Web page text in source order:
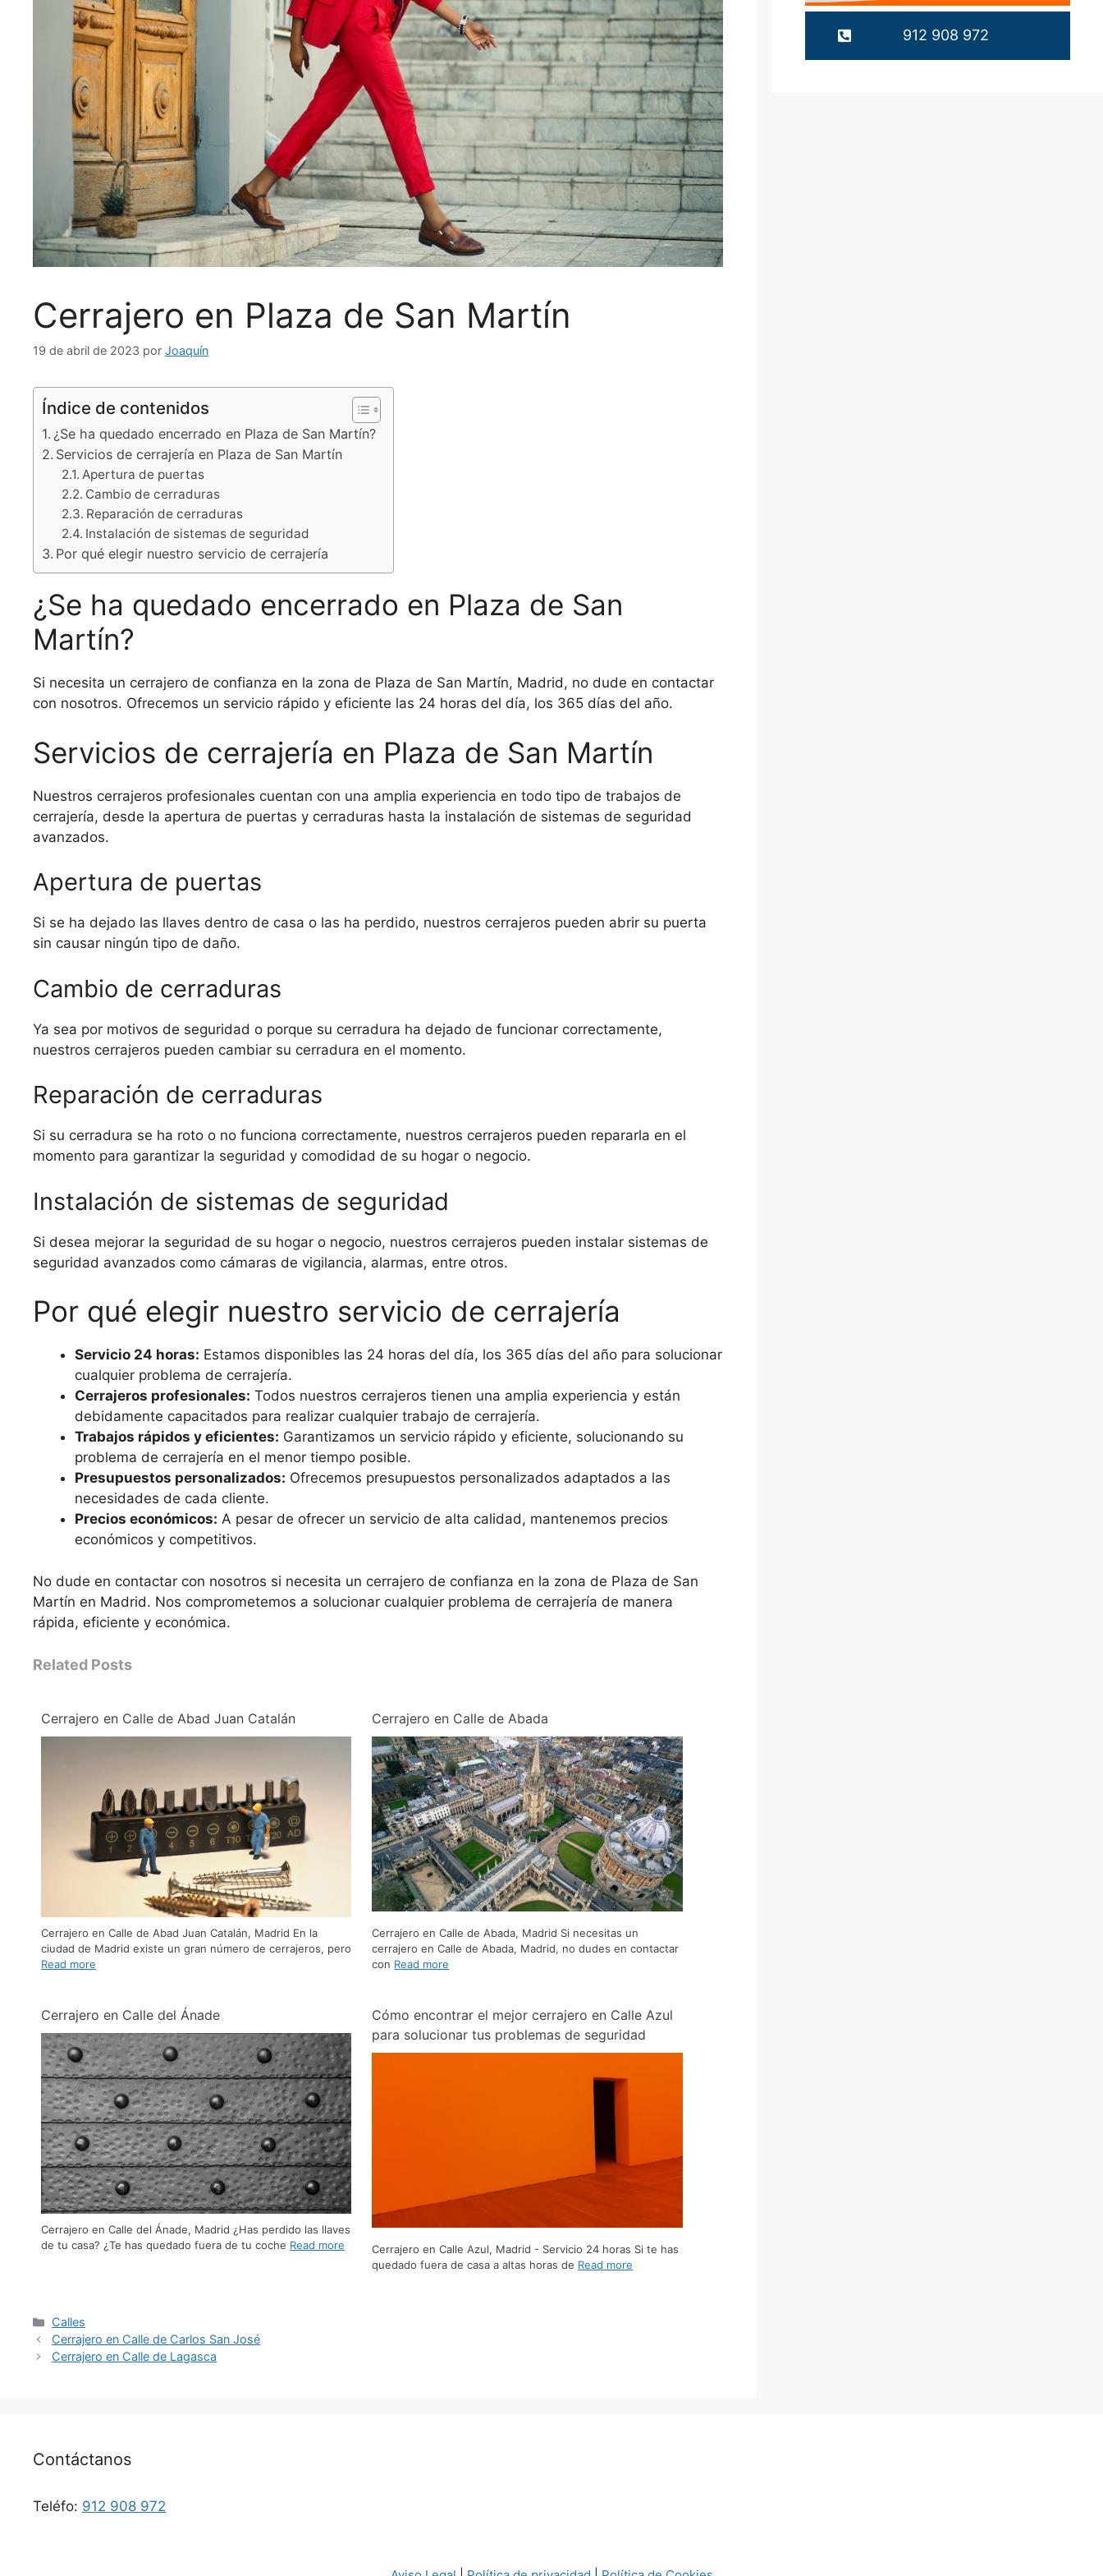
Cerrajero en Plaza de San Martín
19 de abril de 2023 por Joaquín
Índice de contenidos
¿Se ha quedado encerrado en Plaza de San Martín?
Servicios de cerrajería en Plaza de San Martín
Apertura de puertas
Cambio de cerraduras
Reparación de cerraduras
Instalación de sistemas de seguridad
Por qué elegir nuestro servicio de cerrajería
¿Se ha quedado encerrado en Plaza de San
Martín?
Si necesita un cerrajero de confianza en la zona de Plaza de San Martín, Madrid, no dude en contactar
con nosotros. Ofrecemos un servicio rápido y eficiente las 24 horas del día, los 365 días del año.
Servicios de cerrajería en Plaza de San Martín
Nuestros cerrajeros profesionales cuentan con una amplia experiencia en todo tipo de trabajos de
cerrajería, desde la apertura de puertas y cerraduras hasta la instalación de sistemas de seguridad
avanzados.
Apertura de puertas
Si se ha dejado las llaves dentro de casa o las ha perdido, nuestros cerrajeros pueden abrir su puerta
sin causar ningún tipo de daño.
Cambio de cerraduras
Ya sea por motivos de seguridad o porque su cerradura ha dejado de funcionar correctamente,
nuestros cerrajeros pueden cambiar su cerradura en el momento.
Reparación de cerraduras
Si su cerradura se ha roto o no funciona correctamente, nuestros cerrajeros pueden repararla en el
momento para garantizar la seguridad y comodidad de su hogar o negocio.
Instalación de sistemas de seguridad
Si desea mejorar la seguridad de su hogar o negocio, nuestros cerrajeros pueden instalar sistemas de
seguridad avanzados como cámaras de vigilancia, alarmas, entre otros.
Por qué elegir nuestro servicio de cerrajería
Servicio 24 horas: Estamos disponibles las 24 horas del día, los 365 días del año para solucionar
cualquier problema de cerrajería.
Cerrajeros profesionales: Todos nuestros cerrajeros tienen una amplia experiencia y están
debidamente capacitados para realizar cualquier trabajo de cerrajería.
Trabajos rápidos y eficientes: Garantizamos un servicio rápido y eficiente, solucionando su
problema de cerrajería en el menor tiempo posible.
Presupuestos personalizados: Ofrecemos presupuestos personalizados adaptados a las
necesidades de cada cliente.
Precios económicos: A pesar de ofrecer un servicio de alta calidad, mantenemos precios
económicos y competitivos.
No dude en contactar con nosotros si necesita un cerrajero de confianza en la zona de Plaza de San
Martín en Madrid. Nos comprometemos a solucionar cualquier problema de cerrajería de manera
rápida, eficiente y económica.
Related Posts
Cerrajero en Calle de Abad Juan Catalán
Cerrajero en Calle de Abad Juan Catalán, Madrid En la
ciudad de Madrid existe un gran número de cerrajeros, pero
Read more
Cerrajero en Calle de Abada
Cerrajero en Calle de Abada, Madrid Si necesitas un
cerrajero en Calle de Abada, Madrid, no dudes en contactar
con Read more
Cerrajero en Calle del Ánade
Cerrajero en Calle del Ánade, Madrid ¿Has perdido las llaves
de tu casa? ¿Te has quedado fuera de tu coche Read more
Cómo encontrar el mejor cerrajero en Calle Azul
para solucionar tus problemas de seguridad
Cerrajero en Calle Azul, Madrid - Servicio 24 horas Si te has
quedado fuera de casa a altas horas de Read more
Calles
Cerrajero en Calle de Carlos San José
Cerrajero en Calle de Lagasca
912 908 972
Contáctanos
Teléfo: 912 908 972